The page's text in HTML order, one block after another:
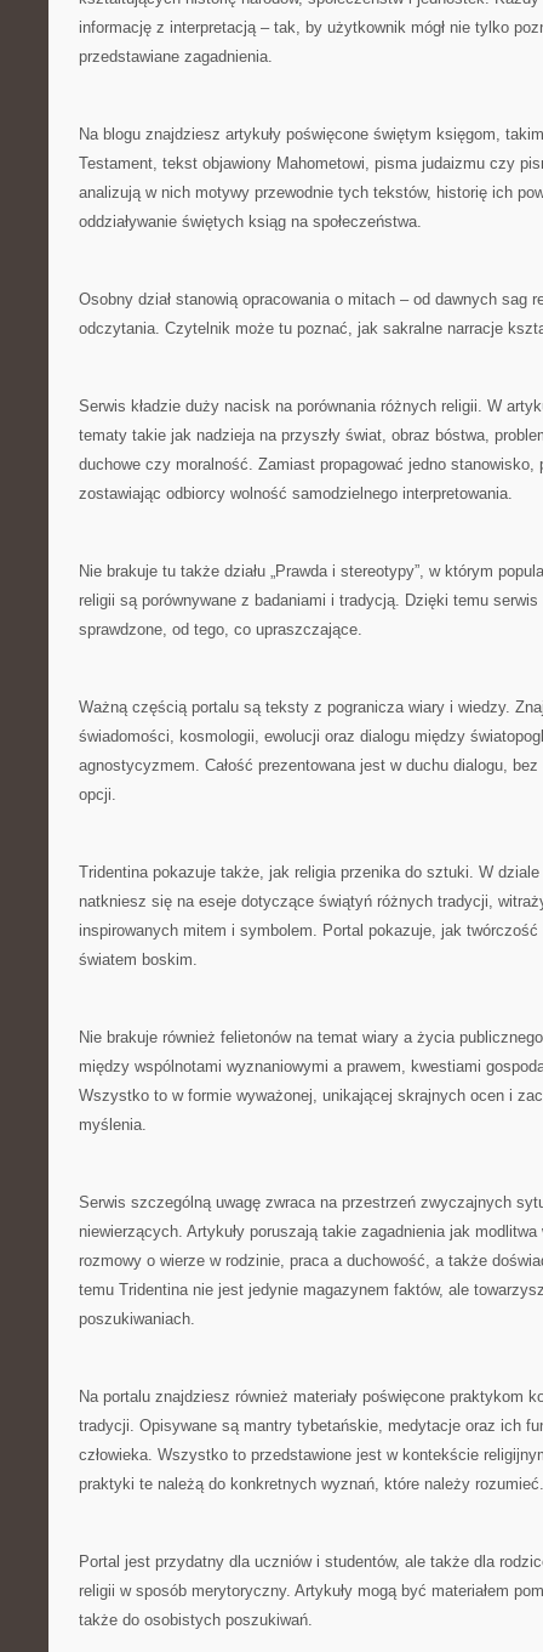
informację z interpretacją – tak, by użytkownik mógł nie tylko
przedstawiane zagadnienia.
Na blogu znajdziesz artykuły poświęcone świętym księgom,
Testament, tekst objawiony Mahometowi, pisma judaizmu czy
analizują w nich motywy przewodnie tych tekstów, historię ich
oddziaływanie świętych ksiąg na społeczeństwa.
Osobny dział stanowią opracowania o mitach – od dawnych sag
odczytania. Czytelnik może tu poznać, jak sakralne narracje
Serwis kładzie duży nacisk na porównania różnych religii. W
tematy takie jak nadzieja na przyszły świat, obraz bóstwa,
duchowe czy moralność. Zamiast propagować jedno stanowisko,
zostawiając odbiorcy wolność samodzielnego interpretowania.
Nie brakuje tu także działu „Prawda i stereotypy”, w którym
religii są porównywane z badaniami i tradycją. Dzięki temu
sprawdzone, od tego, co upraszczające.
Ważną częścią portalu są teksty z pogranicza wiary i wiedzy.
świadomości, kosmologii, ewolucji oraz dialogu między
agnostycyzmem. Całość prezentowana jest w duchu dialogu,
opcji.
Tridentina pokazuje także, jak religia przenika do sztuki. W
natkniesz się na eseje dotyczące świątyń różnych tradycji,
inspirowanych mitem i symbolem. Portal pokazuje, jak
światem boskim.
Nie brakuje również felietonów na temat wiary a życia
między wspólnotami wyznaniowymi a prawem, kwestiami
Wszystko to w formie wyważonej, unikającej skrajnych ocen i
myślenia.
Serwis szczególną uwagę zwraca na przestrzeń zwyczajnych
niewierzących. Artykuły poruszają takie zagadnienia jak
rozmowy o wierze w rodzinie, praca a duchowość, a także
temu Tridentina nie jest jedynie magazynem faktów, ale
poszukiwaniach.
Na portalu znajdziesz również materiały poświęcone praktykom
tradycji. Opisywane są mantry tybetańskie, medytacje oraz ich
człowieka. Wszystko to przedstawione jest w kontekście
praktyki te należą do konkretnych wyznań, które należy rozumieć.
Portal jest przydatny dla uczniów i studentów, ale także dla
religii w sposób merytoryczny. Artykuły mogą być materiałem
także do osobistych poszukiwań.